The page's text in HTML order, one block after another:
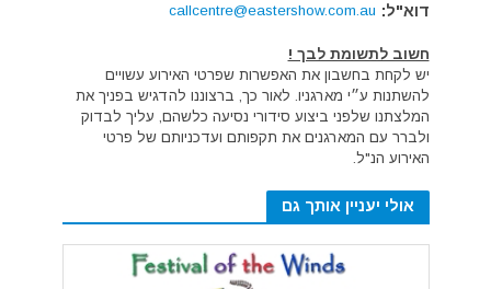
דוא"ל: callcentre@eastershow.com.au
חשוב לתשומת לבך !
יש לקחת בחשבון את האפשרות שפרטי האירוע עשויים
להשתנות ע״י מארגניו. לאור כך, ברצוננו להדגיש בפניך את
המלצתנו שלפני ביצוע סידורי נסיעה כלשהם, עליך לבדוק
ולברר עם המארגנים את תקפותם ועדכניותם של פרטי
האירוע הנ"ל.
אולי יעניין אותך גם